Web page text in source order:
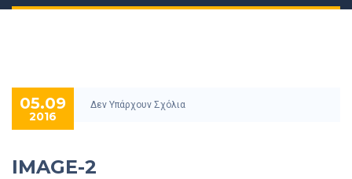
05.09
2016
Δεν Υπάρχουν Σχόλια
IMAGE-2